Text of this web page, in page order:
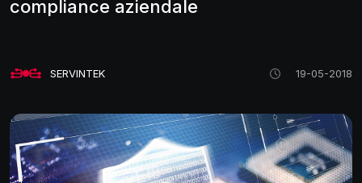
compliance aziendale
SERVINTEK 19-05-2018